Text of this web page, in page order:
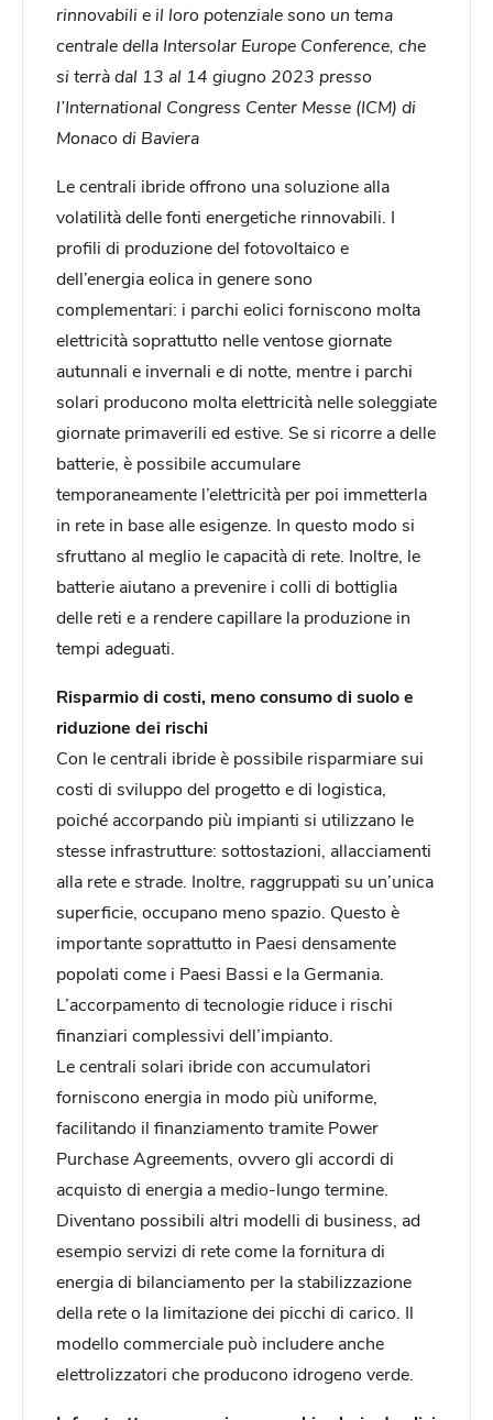
rinnovabili e il loro potenziale sono un tema
centrale della Intersolar Europe Conference, che
si terrà dal 13 al 14 giugno 2023 presso
l’International Congress Center Messe (ICM) di
Monaco di Baviera
Le centrali ibride offrono una soluzione alla
volatilità delle fonti energetiche rinnovabili. I
profili di produzione del fotovoltaico e
dell’energia eolica in genere sono
complementari: i parchi eolici forniscono molta
elettricità soprattutto nelle ventose giornate
autunnali e invernali e di notte, mentre i parchi
solari producono molta elettricità nelle soleggiate
giornate primaverili ed estive. Se si ricorre a delle
batterie, è possibile accumulare
temporaneamente l’elettricità per poi immetterla
in rete in base alle esigenze. In questo modo si
sfruttano al meglio le capacità di rete. Inoltre, le
batterie aiutano a prevenire i colli di bottiglia
delle reti e a rendere capillare la produzione in
tempi adeguati.
Risparmio di costi, meno consumo di suolo e
riduzione dei rischi
Con le centrali ibride è possibile risparmiare sui
costi di sviluppo del progetto e di logistica,
poiché accorpando più impianti si utilizzano le
stesse infrastrutture: sottostazioni, allacciamenti
alla rete e strade. Inoltre, raggruppati su un’unica
superficie, occupano meno spazio. Questo è
importante soprattutto in Paesi densamente
popolati come i Paesi Bassi e la Germania.
L’accorpamento di tecnologie riduce i rischi
finanziari complessivi dell’impianto.
Le centrali solari ibride con accumulatori
forniscono energia in modo più uniforme,
facilitando il finanziamento tramite Power
Purchase Agreements, ovvero gli accordi di
acquisto di energia a medio-lungo termine.
Diventano possibili altri modelli di business, ad
esempio servizi di rete come la fornitura di
energia di bilanciamento per la stabilizzazione
della rete o la limitazione dei picchi di carico. Il
modello commerciale può includere anche
elettrolizzatori che producono idrogeno verde.